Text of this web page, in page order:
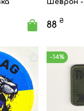
Шеврон
88 ₴
-14%